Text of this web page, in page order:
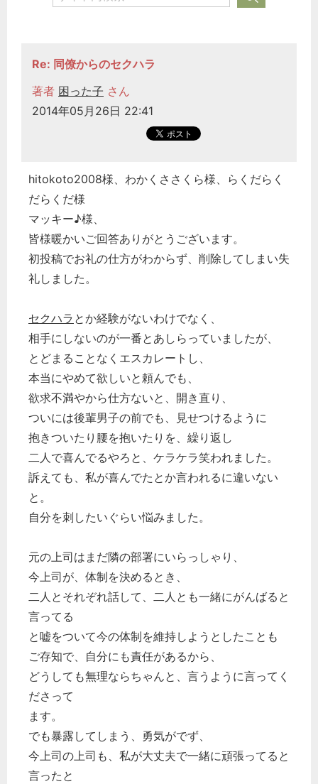
Re: 同僚からのセクハラ
著者 困った子 さん
2014年05月26日 22:41
hitokoto2008様、わかくささくら様、らくだらく
だらくだ様
マッキー♪様、
皆様暖かいご回答ありがとうございます。
初投稿でお礼の仕方がわからず、削除してしまい失
礼しました。
セクハラ とか経験がないわけでなく、
相手にしないのが一番とあしらっていましたが、
とどまることなくエスカレートし、
本当にやめて欲しいと頼んでも、
欲求不満やから仕方ないと、開き直り、
ついには後輩男子の前でも、見せつけるように
抱きついたり腰を抱いたりを、繰り返し
二人で喜んでるやろと、ケラケラ笑われました。
訴えても、私が喜んでたとか言われるに違いない
と。
自分を刺したいぐらい悩みました。
元の上司はまだ隣の部署にいらっしゃり、
今上司が、体制を決めるとき、
二人とそれぞれ話して、二人とも一緒にがんばると
言ってる
と嘘をついて今の体制を維持しようとしたことも
ご存知で、自分にも責任があるから、
どうしても無理ならちゃんと、言うように言ってく
ださって
ます。
でも暴露してしまう、勇気がでず、
今上司の上司も、私が大丈夫で一緒に頑張ってると
言ったと